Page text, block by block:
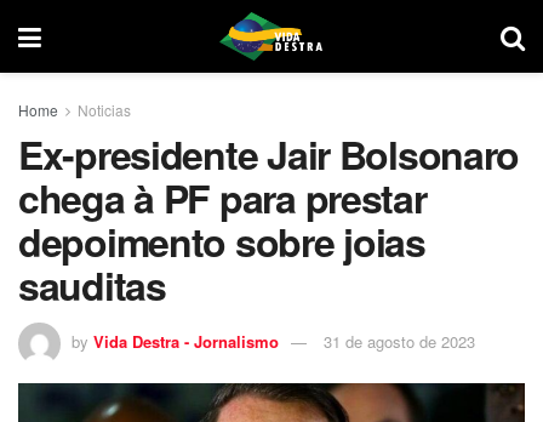
Home Noticias
Ex-presidente Jair Bolsonaro
chega à PF para prestar
depoimento sobre joias
sauditas
by Vida Destra - Jornalismo 31 de agosto de 2023